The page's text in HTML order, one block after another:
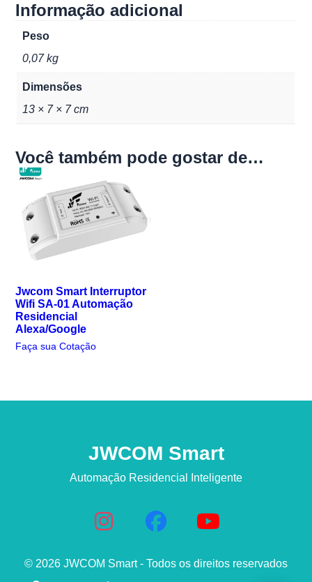
Informação adicional
Peso
0,07 kg
Dimensões
13 × 7 × 7 cm
Você também pode gostar de…
Jwcom Smart Interruptor
Wifi SA-01 Automação
Residencial
Alexa/Google
Faça sua Cotação
JWCOM Smart
Automação Residencial Inteligente
© 2026 JWCOM Smart - Todos os direitos reservados